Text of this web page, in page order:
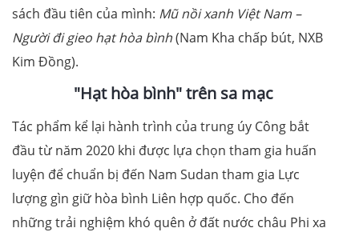
sách đầu tiên của mình: Mũ nồi xanh Việt Nam –
Người đi gieo hạt hòa bình(Nam Kha chấp bút, NXB
Kim Đồng).
"Hạt hòa bình" trên sa mạc
Tác phẩm kể lại hành trình của trung úy Công bắt
đầu từ năm 2020 khi được lựa chọn tham gia huấn
luyện để chuẩn bị đến Nam Sudan tham gia Lực
lượng gìn giữ hòa bình Liên hợp quốc. Cho đến
những trải nghiệm khó quên ở đất nước châu Phi xa